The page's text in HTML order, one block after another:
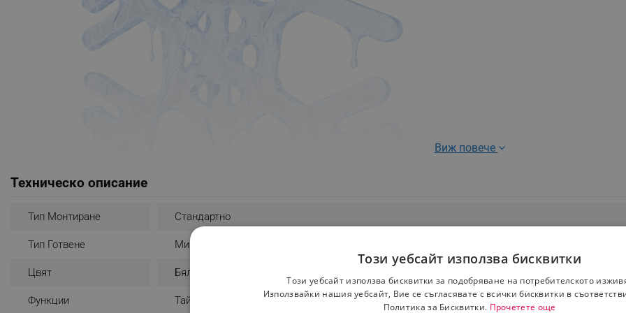
Виж повече
Техническо описание
Тип Монтиране Стандартно
Тип Готвене Микровълново
Цвят Бял
Функции Таймер
Този уебсайт използва бисквитки
Този уебсайт използва бисквитки за подобряване на потребителското
Използвайки нашия уебсайт, Вие се съгласявате с всички бисквитки в
Политика за Бисквитки. Прочетете още